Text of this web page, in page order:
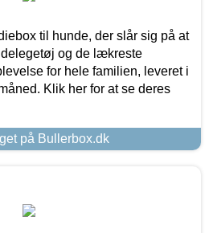
til hunde, der slår sig på at
og de lækreste
for hele familien, leveret i
Klik her for at se deres
på Bullerbox.dk